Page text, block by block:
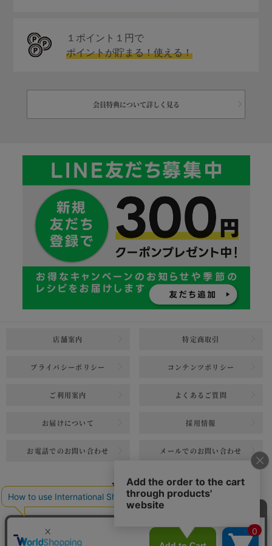
カート
ボタンへ
１ポイント１円で
ポイントが貯まる！使える！
会員特典について詳しく見る
店舗案内 特定商取引
プライバシーポリシー コンテンツポリシー
ご利用案内 よくあるご質問
お届けについて 採用情報
お電話でのお問い合わせ メールでのお問い合わせ